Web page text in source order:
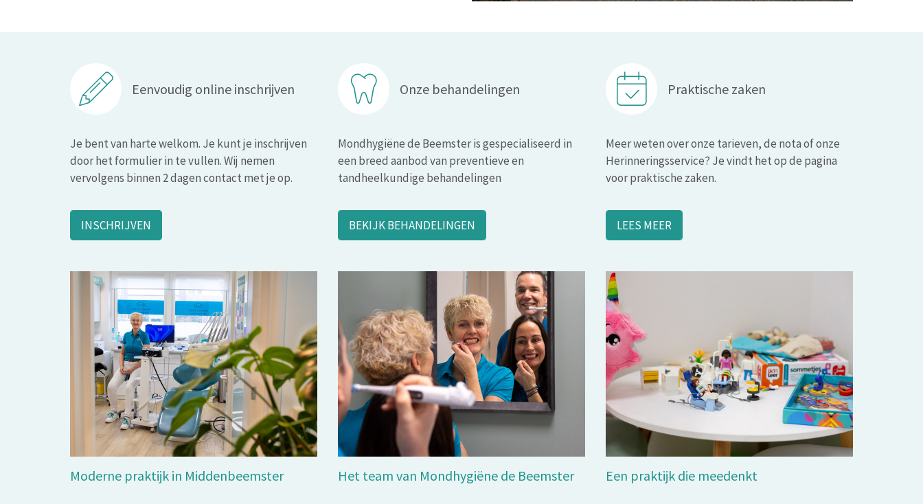
Eenvoudig online inschrijven
Je bent van harte welkom. Je kunt je inschrijven
door het formulier in te vullen. Wij nemen
vervolgens binnen 2 dagen contact met je op.
INSCHRIJVEN
Onze behandelingen
Mondhygiëne de Beemster is gespecialiseerd in
een breed aanbod van preventieve en
tandheelkundige behandelingen
BEKIJK BEHANDELINGEN
Praktische zaken
Meer weten over onze tarieven, de nota of onze
Herinneringsservice? Je vindt het op de pagina
voor praktische zaken.
LEES MEER
Moderne praktijk in Middenbeemster Het team van Mondhygiëne de Beemster Een praktijk die meedenkt